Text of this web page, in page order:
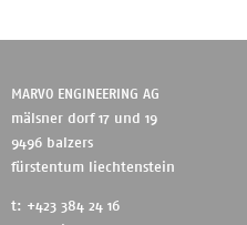
MARVO ENGINEERING AG
mälsner dorf 17 und 19
9496 balzers
fürstentum liechtenstein
t: +423 384 24 16